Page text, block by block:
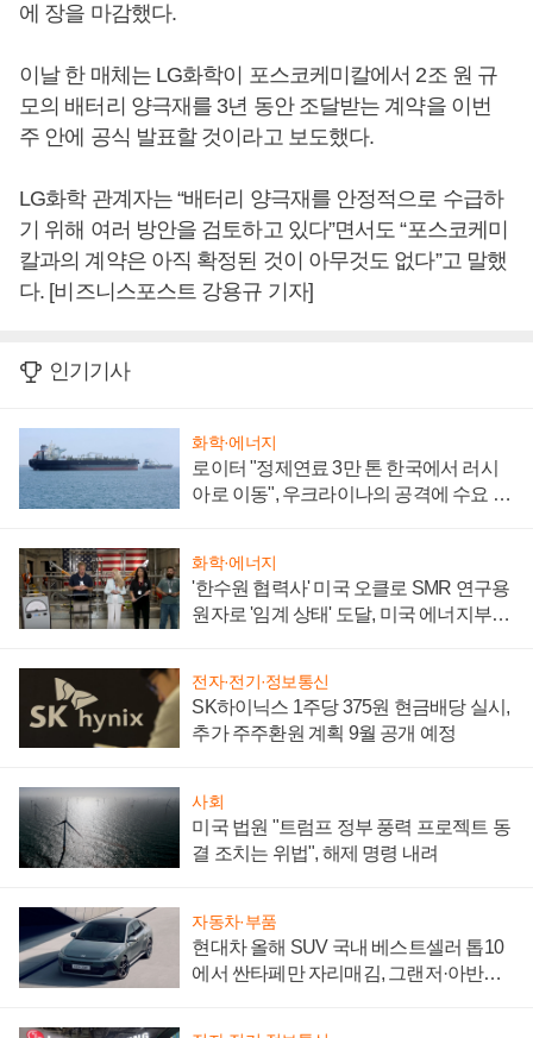
에 장을 마감했다.
이날 한 매체는 LG화학이 포스코케미칼에서 2조 원 규
모의 배터리 양극재를 3년 동안 조달받는 계약을 이번
주 안에 공식 발표할 것이라고 보도했다.
LG화학 관계자는 “배터리 양극재를 안정적으로 수급하
기 위해 여러 방안을 검토하고 있다”면서도 “포스코케미
칼과의 계약은 아직 확정된 것이 아무것도 없다”고 말했
다. [비즈니스포스트 강용규 기자]
인기기사
화학·에너지
로이터 "정제연료 3만 톤 한국에서 러시
아로 이동", 우크라이나의 공격에 수요 늘
화학·에너지
'한수원 협력사' 미국 오클로 SMR 연구용
원자로 '임계 상태' 도달, 미국 에너지부
전자·전기·정보통신
SK하이닉스 1주당 375원 현금배당 실시,
추가 주주환원 계획 9월 공개 예정
사회
미국 법원 "트럼프 정부 풍력 프로젝트 동
결 조치는 위법", 해제 명령 내려
자동차·부품
현대차 올해 SUV 국내 베스트셀러 톱10
에서 싼타페만 자리매김, 그랜저·아반떼